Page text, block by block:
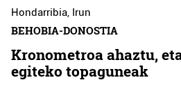
Hondarribia, Irun
BEHOBIA-DONOSTIA
Kronometroa ahaztu,
egiteko topaguneak